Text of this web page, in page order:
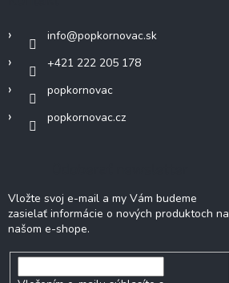
info@popkornovac.sk
+421 222 205 178
popkornovac
popkornovac.cz
Vložte svoj e-mail a my Vám budeme
zasielať informácie o nových produktoch na
našom e-shope.